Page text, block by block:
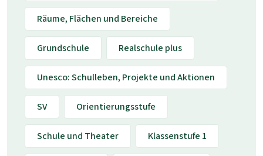
Räume, Flächen und Bereiche
Grundschule Realschule plus
Unesco: Schulleben, Projekte und Aktionen
SV Orientierungsstufe
Schule und Theater Klassenstufe 1